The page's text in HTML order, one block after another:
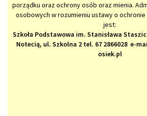
porządku oraz ochrony osób oraz mienia.
osobowych w rozumieniu ustawy o
jest:
Szkoła Podstawowa im. Stanisława
Notecią, ul. Szkolna 2 tel. 67 2866028 e-
osiek.pl